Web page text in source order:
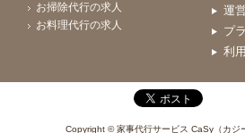
お掃除代行の求人
お料理代行の求人
運
プ
利
Copyright © 家事代行サービス CaSy（カジ